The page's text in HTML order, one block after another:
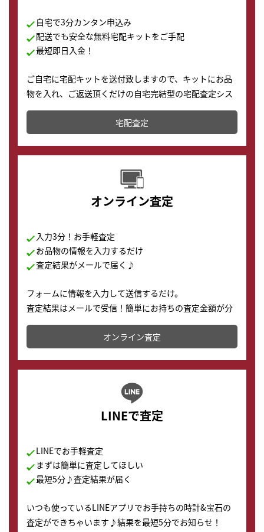
自宅で3分カンタン申込み
配送でも安全な無料宅配キットをご手配
最短即日入金！
ご自宅に宅配キットを送付致しますので、キットにお品
物を入れ、ご返送頂くだけの自宅完結型の宅配査定シス
テムです。
配送でも簡単&安全に査定・買取に出すことが可能で
す。
宅配査定
オンライン査定
入力3分！お手軽査定
お品物の情報を入力するだけ
査定結果がメールで届く♪
フォームに情報を入力して送信するだけ。
査定結果はメールで受信！簡単にお持ちの査定金額が分
かります。
オンライン査定
LINEで査定
LINEでお手軽査定
まずは簡単に査定してほしい
最短5分♪査定結果が届く
いつも使っているLINEアプリでお手持ちの時計&宝石の
査定ができちゃいます♪結果を最短5分でお知らせ！